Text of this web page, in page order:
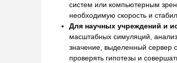
систем или компьютерным
необходимую скорость и
Для научных учреждений и
масштабных симуляций,
значение, выделенный сервер
проверять гипотезы и